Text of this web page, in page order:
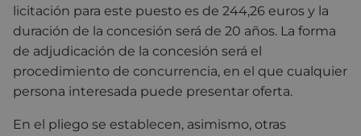
licitación para este puesto es de 244,26 euros y la
duración de la concesión será de 20 años. La forma
de adjudicación de la concesión será el
procedimiento de concurrencia, en el que cualquier
persona interesada puede presentar oferta.
En el pliego se establecen, asimismo, otras